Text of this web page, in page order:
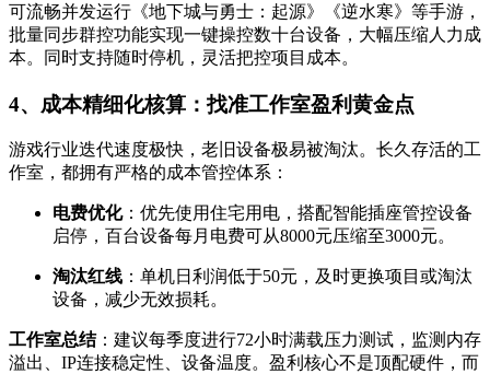
可流畅并发运行《地下城与勇士：起源》《逆水寒》等手游，
批量同步群控功能实现一键操控数十台设备，大幅压缩人力成
本。同时支持随时停机，灵活把控项目成本。
4、成本精细化核算：找准工作室盈利黄金点
游戏行业迭代速度极快，老旧设备极易被淘汰。长久存活的工
作室，都拥有严格的成本管控体系：
电费优化：优先使用住宅用电，搭配智能插座管控设备
启停，百台设备每月电费可从8000元压缩至3000元。
淘汰红线 ：单机日利润低于50元，及时更换项目或淘汰
设备，减少无效损耗。
工作室总结：建议每季度进行72小时满载压力测试，监测内存
溢出、IP连接稳定性、设备温度。盈利核心不是顶配硬件，而